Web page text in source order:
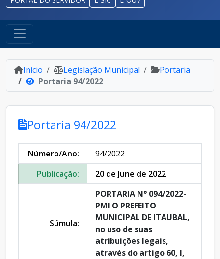
Início Legislação Municipal
Portaria
Portaria 94/2022
Portaria 94/2022
Número/Ano:
94/2022
Publicação:
20 de June de 2022
Súmula:
PORTARIA N° 094/2022-
PMI O PREFEITO
MUNICIPAL DE ITAUBAL,
no uso de suas
atribuições legais,
através do artigo 60, I,